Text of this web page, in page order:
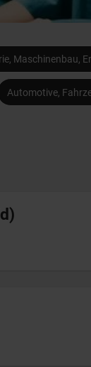
Maschinenbau,
Automotive,